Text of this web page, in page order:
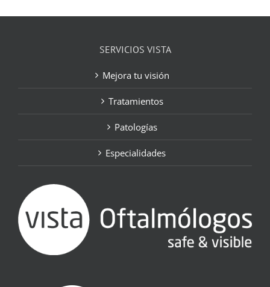
SERVICIOS VISTA
Mejora tu visión
Tratamientos
Patologías
Especialidades